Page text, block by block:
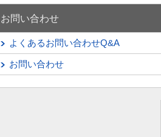
お問い合わせ
よくあるお問い合わせQ&A
お問い合わせ